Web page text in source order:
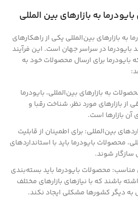
به بازارهای بین‌ المللی
به بازارهای بین‌المللی یکی از راهکارهای
در سراسر جهان است. این فرآیند
برای ارسال محصولات خود به
به بازارهای بین‌المللی، بایودرما
از بازارهای مورد نظر، شناخت رقبا و
آن بازارها است.
بین‌المللی: برای اطمینان از قابلیت
محصولات بایودرما باید با استانداردهای
سازگار شوند.
محصولات بایودرما باید بسته‌بندی
باشند که با نیازهای بازارهای مختلف
دیگر کشورها مشکلی ایجاد نکند.